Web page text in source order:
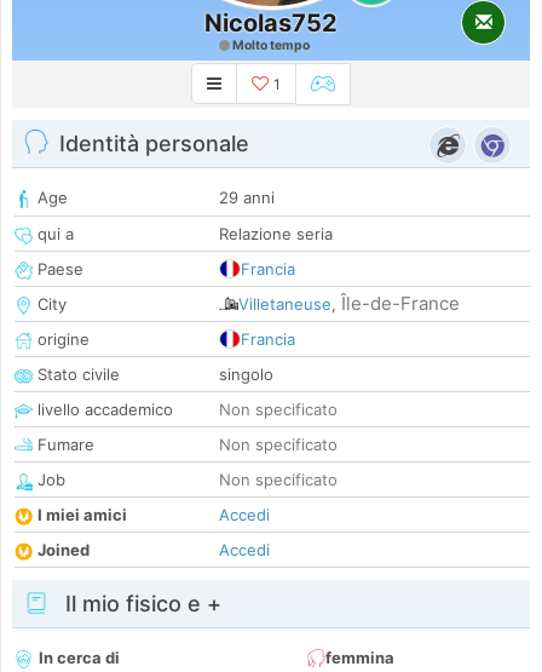
Nicolas752
Molto tempo
1
Identità personale
Age
29 anni
qui a
Relazione seria
Paese
Francia
City
Villetaneuse, Île-de-France
origine
Francia
Stato civile
singolo
livello accademico
Non specificato
Fumare
Non specificato
Job
Non specificato
I miei amici
Accedi
Joined
Accedi
Il mio fisico e +
In cerca di
femmina